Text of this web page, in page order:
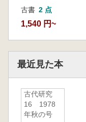
古書 2 点
1,540 円~
最近見た本
古代研究
16 1978
年秋の号